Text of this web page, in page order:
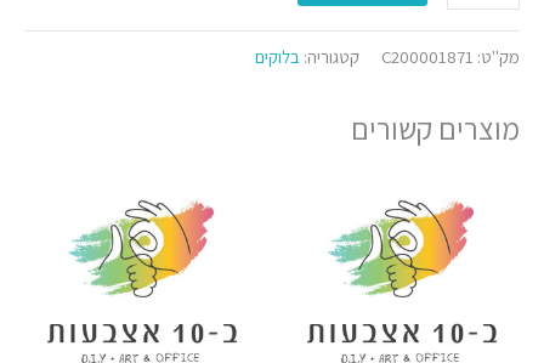
מק"ט: C200001871 קטגוריה: בלוקים
מוצרים קשורים